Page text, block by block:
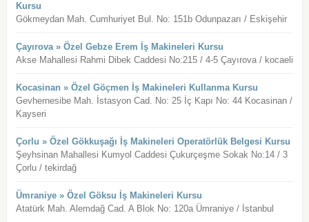
Kursu
Gökmeydan Mah. Cumhuriyet Bul. No: 151b Odunpazarı / Eskişehir
Çayırova » Özel Gebze Erem İş Makineleri Kursu
Akse Mahallesi Rahmi Dibek Caddesi No:215 / 4-5 Çayırova / kocaeli
Kocasinan » Özel Göçmen İş Makineleri Kullanma Kursu
Gevhernesibe Mah. İstasyon Cad. No: 25 İç Kapı No: 44 Kocasinan /
Kayseri
Çorlu » Özel Gökkuşağı İş Makineleri Operatörlük Belgesi Kursu
Şeyhsinan Mahallesi Kumyol Caddesi Çukurçeşme Sokak No:14 / 3
Çorlu / tekirdağ
Ümraniye » Özel Göksu İş Makineleri Kursu
Atatürk Mah. Alemdağ Cad. A Blok No: 120a Ümraniye / İstanbul